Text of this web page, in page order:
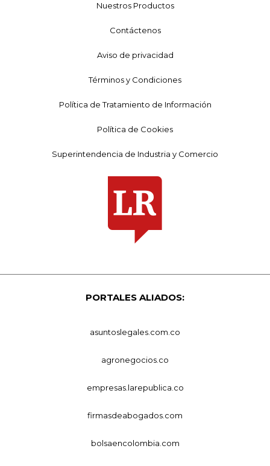
Nuestros Productos
Contáctenos
Aviso de privacidad
Términos y Condiciones
Política de Tratamiento de Información
Política de Cookies
Superintendencia de Industria y Comercio
PORTALES ALIADOS:
asuntoslegales.com.co
agronegocios.co
empresas.larepublica.co
firmasdeabogados.com
bolsaencolombia.com